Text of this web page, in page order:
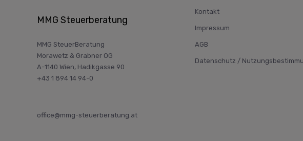
MMG Steuerberatung
MMG SteuerBeratung
Morawetz & Grabner OG
A-1140 Wien, Hadikgasse 90
+43 1 894 14 94-0
office@mmg-steuerberatung.at
Kontakt
Impressum
AGB
Datenschutz /